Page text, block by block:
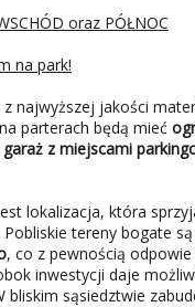
oraz PÓŁNOC
na park!
najwyższej jakości
parterach będą mieć
garaż z miejscami
lokalizacja, która
tereny bogate
, co z pewnością
inwestycji daje
bliskim sąsiedztwie